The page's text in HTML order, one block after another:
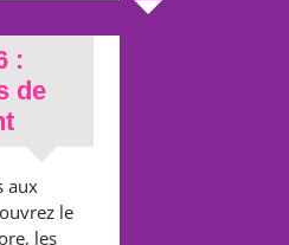
:
de
aux
le
les